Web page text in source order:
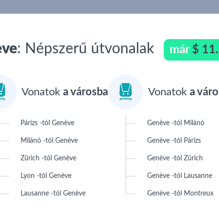
: Népszerű útvonalak már $
Vonatok a városba
Párizs -tól Genève
Milánó -tól Genève
Zürich -tól Genève
Lyon -tól Genève
Lausanne -tól Genève
 Vonatok a
Genève -tól Milánó
Genève -tól Párizs
Genève -tól Zürich
Genève -tól Lausanne
Genève -tól Montreux